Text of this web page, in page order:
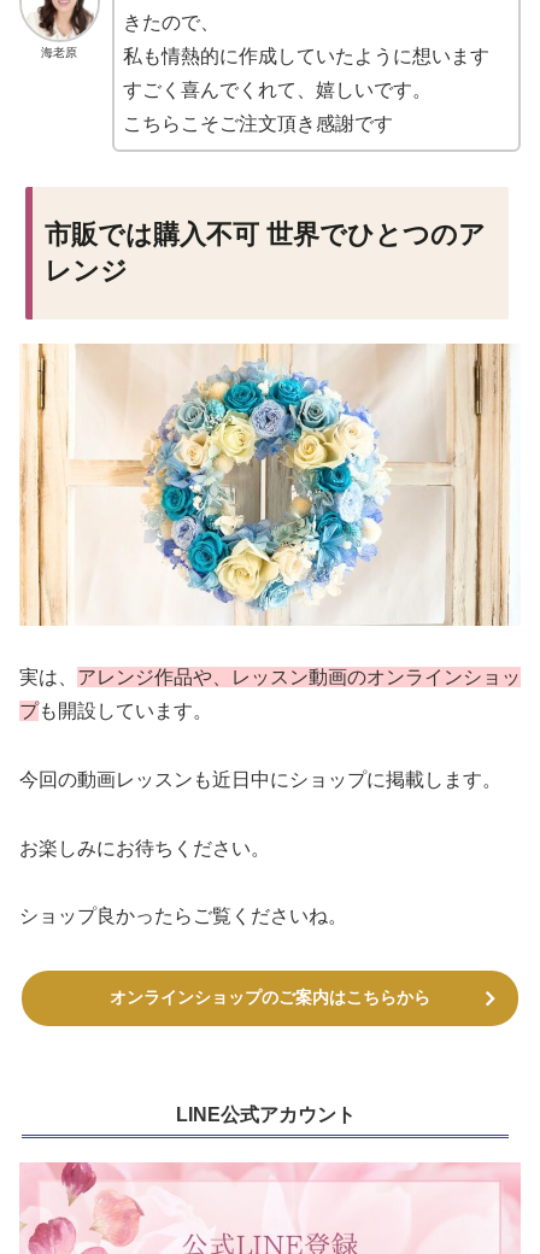
海老原
きたので、
私も情熱的に作成していたように想います
すごく喜んでくれて、嬉しいです。
こちらこそご注文頂き感謝です
市販では購入不可 世界でひとつのア
レンジ
実は、 アレンジ作品や、レッスン動画のオンラインショッ
プも開設しています。
今回の動画レッスンも近日中にショップに掲載します。
お楽しみにお待ちください。
ショップ良かったらご覧くださいね。
オンラインショップのご案内はこちらから
LINE公式アカウント